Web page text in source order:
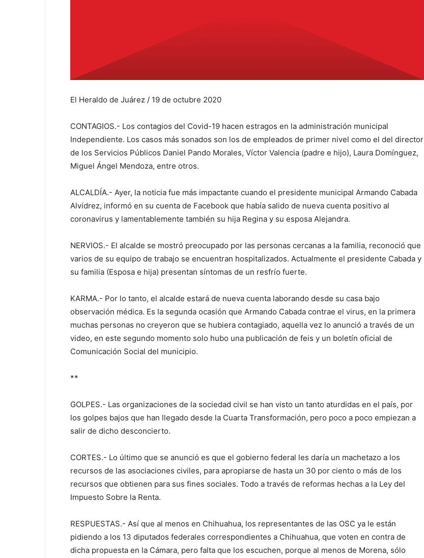
El Heraldo de Juárez / 19 de octubre 2020
CONTAGIOS.- Los contagios del Covid-19 hacen estragos en la administración municipal
Independiente. Los casos más sonados son los de empleados de primer nivel como el del director
de los Servicios Públicos Daniel Pando Morales, Víctor Valencia (padre e hijo), Laura Domínguez,
Miguel Ángel Mendoza, entre otros.
ALCALDÍA.- Ayer, la noticia fue más impactante cuando el presidente municipal Armando Cabada
Alvídrez, informó en su cuenta de Facebook que había salido de nueva cuenta positivo al
coronavirus y lamentablemente también su hija Regina y su esposa Alejandra.
NERVIOS.- El alcalde se mostró preocupado por las personas cercanas a la familia, reconoció que
varios de su equipo de trabajo se encuentran hospitalizados. Actualmente el presidente Cabada y
su familia (Esposa e hija) presentan síntomas de un resfrío fuerte.
KARMA.- Por lo tanto, el alcalde estará de nueva cuenta laborando desde su casa bajo
observación médica. Es la segunda ocasión que Armando Cabada contrae el virus, en la primera
muchas personas no creyeron que se hubiera contagiado, aquella vez lo anunció a través de un
video, en este segundo momento solo hubo una publicación de feis y un boletín oficial de
Comunicación Social del municipio.
**
GOLPES.- Las organizaciones de la sociedad civil se han visto un tanto aturdidas en el país, por
los golpes bajos que han llegado desde la Cuarta Transformación, pero poco a poco empiezan a
salir de dicho desconcierto.
CORTES.- Lo último que se anunció es que el gobierno federal les daría un machetazo a los
recursos de las asociaciones civiles, para apropiarse de hasta un 30 por ciento o más de los
recursos que obtienen para sus fines sociales. Todo a través de reformas hechas a la Ley del
Impuesto Sobre la Renta.
RESPUESTAS.- Así que al menos en Chihuahua, los representantes de las OSC ya le están
pidiendo a los 13 diputados federales correspondientes a Chihuahua, que voten en contra de
dicha propuesta en la Cámara, pero falta que los escuchen, porque al menos de Morena, sólo